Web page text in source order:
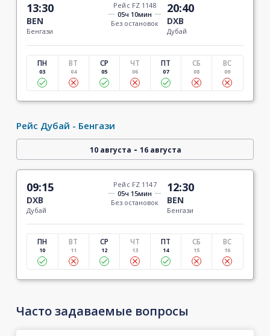
13:30
BEN
Бенгази
Рейс FZ 1148
05ч 10мин
Без остановок
20:40
DXB
Дубай
ПН
03
ВТ
04
СР
05
ЧТ
06
ПТ
07
СБ
08
ВС
09
Рейс Дубай - Бенгази
10 августа - 16 августа
09:15
DXB
Дубай
Рейс FZ 1147
05ч 15мин
Без остановок
12:30
BEN
Бенгази
ПН
10
ВТ
11
СР
12
ЧТ
13
ПТ
14
СБ
15
ВС
16
Часто задаваемые вопросы